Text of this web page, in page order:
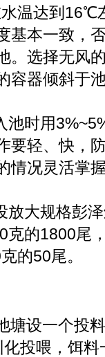
达到16℃
基本一致，
。选择无风
容器倾斜于
时用
要轻、快，
情况灵活掌
大规格彭泽
克的1800尾
的50尾。
设一个投料
投喂，饵